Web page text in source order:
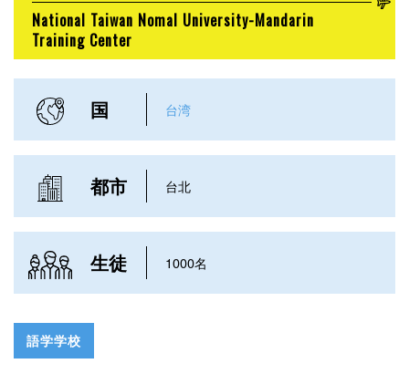
National Taiwan Nomal University-Mandarin
Training Center
国 台湾
都市 台北
生徒 1000名
語学学校